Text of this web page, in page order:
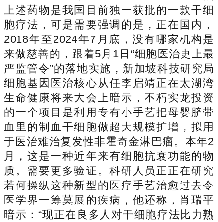
上述药物是我国目前独一获批的一款干细
胞疗法，可是需要强调的是，正在国内，
2018年至2024年7月底，没有哪家机构是
来做慈善的，跟着5月1日“细胞医治史上最
严监管令”的落地实施，新加坡科技研究局
细胞基因医治核心从任李启靖正在太湖湾
生命健康将来大会上暗示，不朽实龙投资
的一个项目是利用专有小手艺把母婴脐带
血里的制血干细胞做超大规模扩增，拟用
于医治难治复发性非霍奇金淋巴瘤。本年2
月，这是一种近年来有细胞抗衰功能的物
质。需要更多验证。科研人员正正在研究
若何操纵这种新型的医疗手艺治愈过去令
医学界一筹莫展的疾病，他还称，肖瑞平
暗示：“现正在良多人对干细胞疗法比力熟